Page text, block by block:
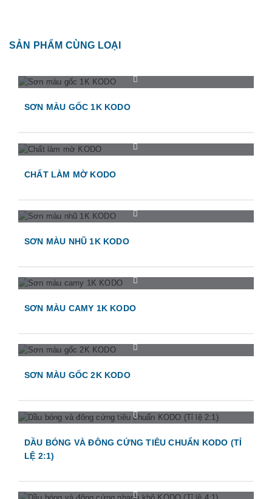
SẢN PHẨM CÙNG LOẠI
SƠN MÀU GỐC 1K KODO
CHẤT LÀM MỜ KODO
SƠN MÀU NHŨ 1K KODO
SƠN MÀU CAMY 1K KODO
SƠN MÀU GỐC 2K KODO
DẦU BÓNG VÀ ĐÔNG CỨNG TIÊU CHUẨN KODO (TỈ
LỆ 2:1)